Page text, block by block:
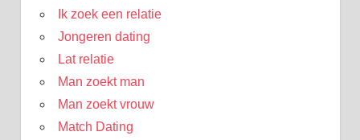
Ik zoek een relatie
Jongeren dating
Lat relatie
Man zoekt man
Man zoekt vrouw
Match Dating